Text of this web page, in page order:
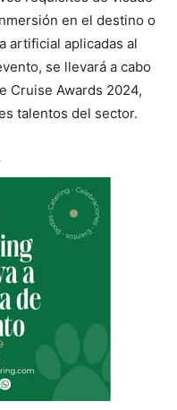
en el destino o
artificial aplicadas al
se llevará a cabo
Cruise Awards 2024,
talentos del sector.